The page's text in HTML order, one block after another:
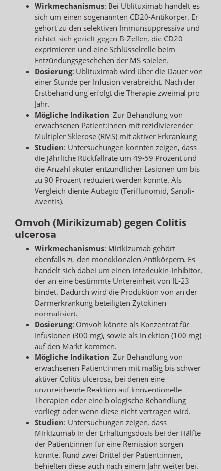
Wirkmechanismus: Bei Ublituximab handelt es
sich um einen sogenannten CD20-Antikörper. Er
gehört zu den selektiven Immunsuppressiva und
richtet sich gezielt gegen B-Zellen, die CD20
exprimieren und eine Schlüsselrolle beim
Entzündungsgeschehen der MS spielen.
Dosierung: Ublituximab wird über die Dauer von
einer Stunde per Infusion verabreicht. Nach der
Erstbehandlung erfolgt die Therapie zweimal pro
Jahr.
Mögliche Indikation: Zur Behandlung von
erwachsenen Patient:innen mit rezidivierender
Multipler Sklerose (RMS) mit aktiver Erkrankung
Studien: Untersuchungen konnten zeigen, dass
die jährliche Rückfallrate um 49-59 Prozent und
die Anzahl akuter entzündlicher Läsionen um bis
zu 90 Prozent reduziert werden konnte. Als
Vergleich diente Aubagio (Teriflunomid, Sanofi-
Aventis).
Omvoh (Mirikizumab) gegen Colitis
ulcerosa
Wirkmechanismus: Mirikizumab gehört
ebenfalls zu den monoklonalen Antikörpern. Es
handelt sich dabei um einen Interleukin-Inhibitor,
der an eine bestimmte Untereinheit von IL-23
bindet. Dadurch wird die Produktion von an der
Darmerkrankung beteiligten Zytokinen
normalisiert.
Dosierung: Omvoh könnte als Konzentrat für
Infusionen (300 mg), sowie als Injektion (100 mg)
auf den Markt kommen.
Mögliche Indikation: Zur Behandlung von
erwachsenen Patient:innen mit mäßig bis schwer
aktiver Colitis ulcerosa, bei denen eine
unzureichende Reaktion auf konventionelle
Therapien oder eine biologische Behandlung
vorliegt oder wenn diese nicht vertragen wird.
Studien: Untersuchungen zeigen, dass
Mirkizumab in der Erhaltungsdosis bei der Hälfte
der Patient:innen für eine Remission sorgen
konnte. Rund zwei Drittel der Patient:innen,
behielten diese auch nach einem Jahr weiter bei.